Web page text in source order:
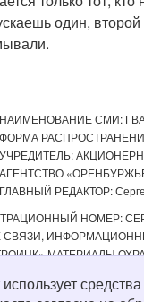
один, второй
НАИМЕНОВАНИЕ СМИ:
ФОРМА
УЧРЕДИТЕЛЬ:
АГЕНТСТВО
ГЛАВНЫЙ РЕДАКТОР:
НОМЕР:
СВЯЗИ,
МАТЕРИАЛЫ
«ГВАРДЕЕЦ ТРУДА.